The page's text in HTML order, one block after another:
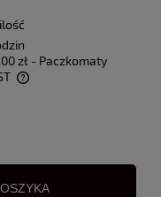
zł - Paczkomaty
płatności